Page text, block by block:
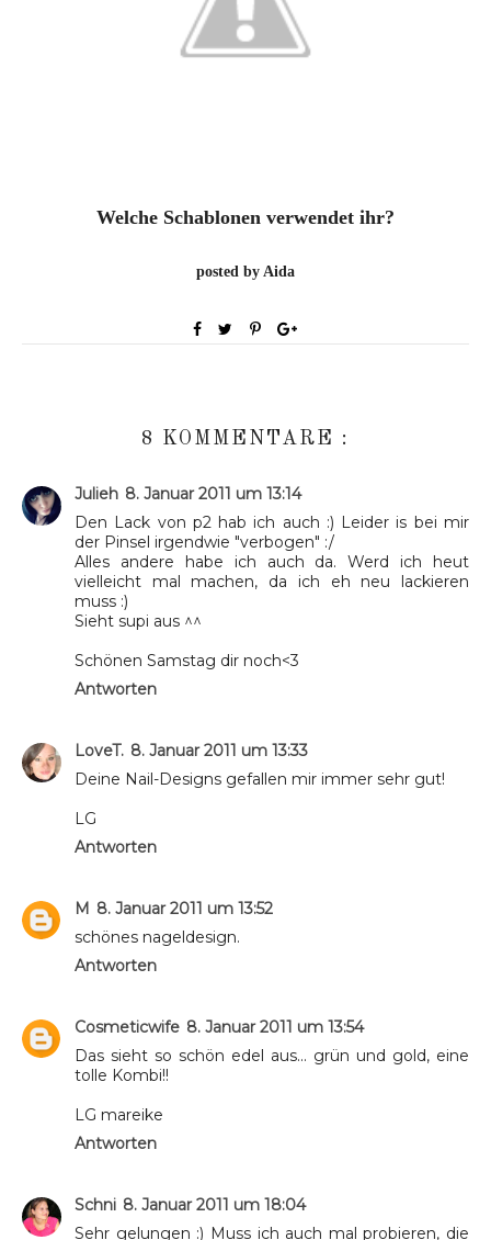
Welche Schablonen verwendet ihr?
posted by Aida
8 KOMMENTARE :
Julieh 8. Januar 2011 um 13:14
Den Lack von p2 hab ich auch :) Leider is bei mir
der Pinsel irgendwie "verbogen" :/
Alles andere habe ich auch da. Werd ich heut
vielleicht mal machen, da ich eh neu lackieren
muss :)
Sieht supi aus ^^
Schönen Samstag dir noch<3
Antworten
LoveT. 8. Januar 2011 um 13:33
Deine Nail-Designs gefallen mir immer sehr gut!
LG
Antworten
M 8. Januar 2011 um 13:52
schönes nageldesign.
Antworten
Cosmeticwife 8. Januar 2011 um 13:54
Das sieht so schön edel aus... grün und gold, eine
tolle Kombi!!
LG mareike
Antworten
Schni 8. Januar 2011 um 18:04
Sehr gelungen :) Muss ich auch mal probieren, die